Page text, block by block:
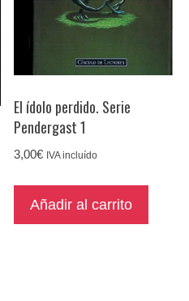
El ídolo perdido. Serie
Pendergast 1
3,00€ IVA incluído
Añadir al carrito